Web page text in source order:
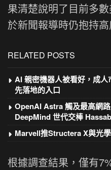
果清楚說明了目前多
於新聞報導時仍抱持
RELATED POSTS
AI 親密機器人被看好，成
先落地的入口
OpenAI Astra 觸及最高網
DeepMind 世代交棒
Marvell推Structera X與光
根據調查結果，僅有